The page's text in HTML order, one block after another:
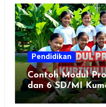
Pendidikan
Contoh Modul
dan 6 SD/MI